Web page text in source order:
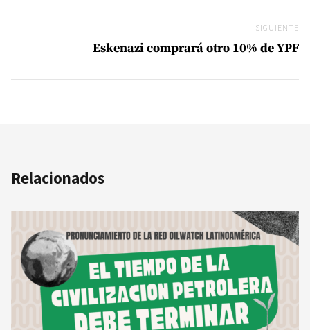
SIGUIENTE
Eskenazi comprará otro 10% de YPF
Relacionados